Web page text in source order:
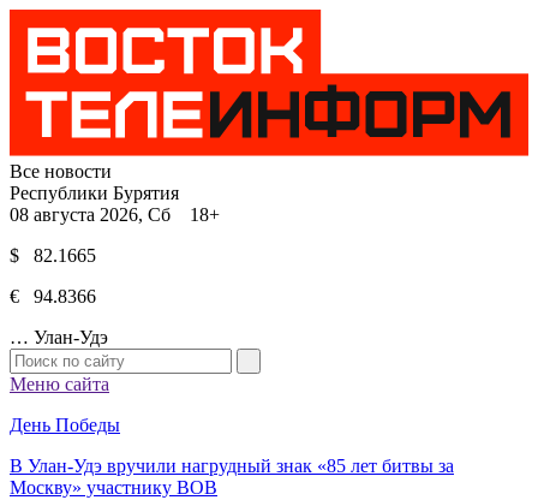
Все новости
Республики Бурятия
08 августа 2026, Сб 18+
$ 82.1665
€ 94.8366
… Улан-Удэ
Меню сайта
День Победы
В Улан-Удэ вручили нагрудный знак «85 лет битвы за
Москву» участнику ВОВ